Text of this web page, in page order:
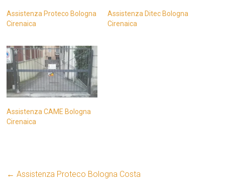
Assistenza Proteco Bologna
Cirenaica
Assistenza Ditec Bologna
Cirenaica
Assistenza CAME Bologna
Cirenaica
← Assistenza Proteco Bologna Costa